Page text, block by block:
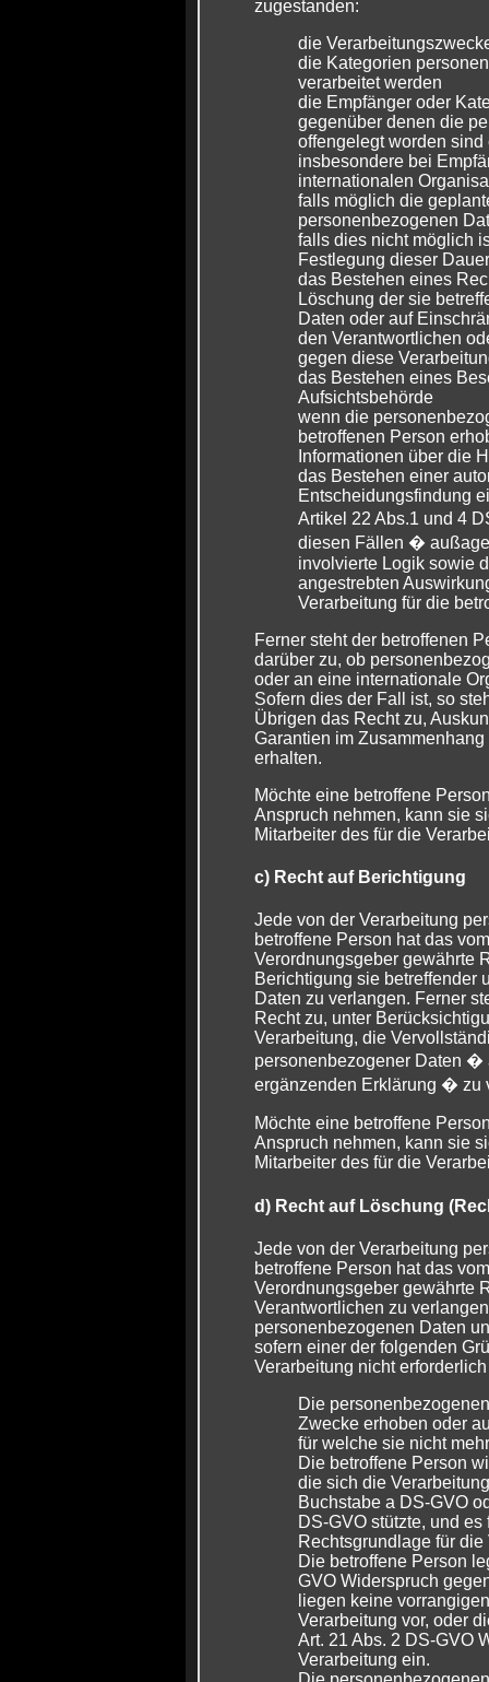
zugestanden:
die
die Kategorien
verarbeitet werden
die Empfänger oder
gegenüber denen die
offengelegt worden
insbesondere bei
internationalen
falls möglich die
personenbezogenen
falls dies nicht möglich
Festlegung dieser Dauer
das Bestehen eines
Löschung der sie
Daten oder auf
den Verantwortlichen
gegen diese
das Bestehen eines
Aufsichtsbehörde
wenn die
betroffenen Person
Informationen über die
das Bestehen einer
Entscheidungsfindung
Artikel 22 Abs.1 und 4
diesen Fällen �
involvierte Logik sowie
angestrebten
Verarbeitung für die
Ferner steht der betroffenen
darüber zu, ob
oder an eine internationale
Sofern dies der Fall ist, so
Übrigen das Recht zu,
Garantien im
erhalten.
Möchte eine betroffene
Anspruch nehmen, kann sie
Mitarbeiter des für die
c) Recht auf Berichtigung
Jede von der Verarbeitung
betroffene Person hat das
Verordnungsgeber gewährte
Berichtigung sie betreffender
Daten zu verlangen. Ferner
Recht zu, unter
Verarbeitung, die
personenbezogener Daten �
ergänzenden Erklärung � zu
Möchte eine betroffene
Anspruch nehmen, kann sie
Mitarbeiter des für die
d) Recht auf Löschung
Jede von der Verarbeitung
betroffene Person hat das
Verordnungsgeber gewährte
Verantwortlichen zu
personenbezogenen Daten
sofern einer der folgenden
Verarbeitung nicht
Die
Zwecke erhoben oder
für welche sie nicht
Die betroffene Person
die sich die
Buchstabe a DS-GVO
DS-GVO stützte, und
Rechtsgrundlage für die
Die betroffene Person
GVO Widerspruch
liegen keine
Verarbeitung vor, oder
Art. 21 Abs. 2 DS-GVO
Verarbeitung ein.